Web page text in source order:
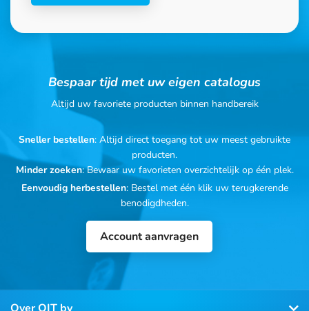
Bespaar tijd met uw eigen catalogus
Altijd uw favoriete producten binnen handbereik
Sneller bestellen: Altijd direct toegang tot uw meest gebruikte
producten.
Minder zoeken: Bewaar uw favorieten overzichtelijk op één plek.
Eenvoudig herbestellen: Bestel met één klik uw terugkerende
benodigdheden.
Account aanvragen